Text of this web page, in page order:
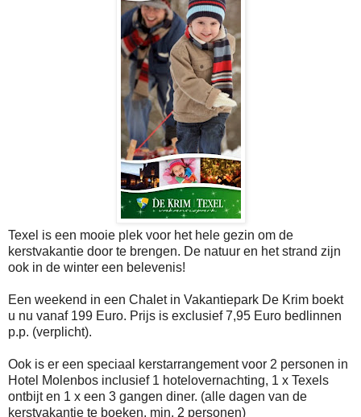
Texel is een mooie plek voor het hele gezin om de
kerstvakantie door te brengen. De natuur en het strand zijn
ook in de winter een belevenis!
Een weekend in een Chalet in Vakantiepark De Krim boekt
u nu vanaf 199 Euro. Prijs is exclusief 7,95 Euro bedlinnen
p.p. (verplicht).
Ook is er een speciaal kerstarrangement voor 2 personen in
Hotel Molenbos inclusief 1 hotelovernachting, 1 x Texels
ontbijt en 1 x een 3 gangen diner. (alle dagen van de
kerstvakantie te boeken, min. 2 personen)